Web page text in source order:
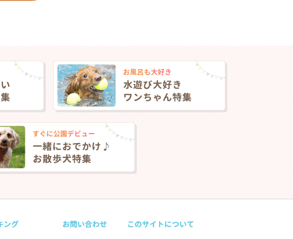
ング お問い合わせ このサイトについて